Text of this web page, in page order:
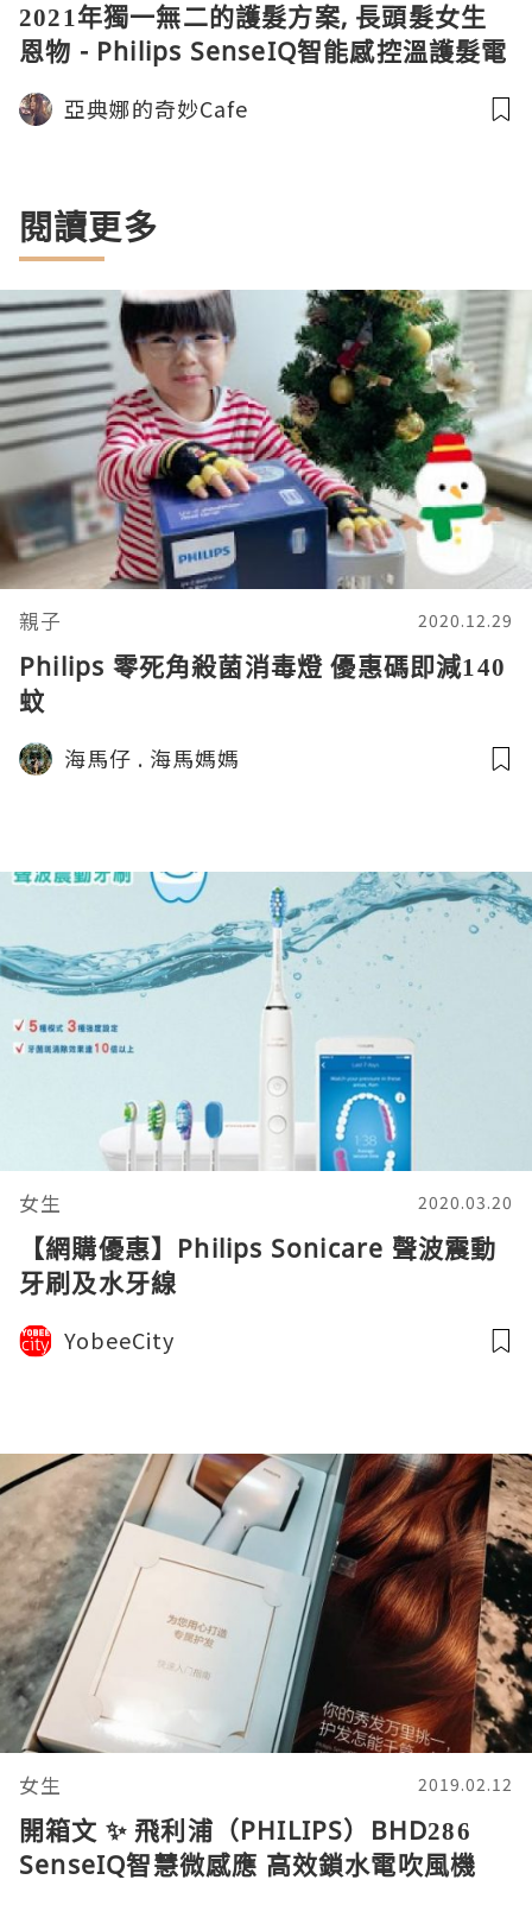
2021年獨一無二的護髮方案, 長頭髮女生
恩物 - Philips SenseIQ智能感控溫護髮電
風筒
亞典娜的奇妙Cafe
閱讀更多
親子 2020.12.29
Philips 零死角殺菌消毒燈 優惠碼即減140
蚊
海馬仔 . 海馬媽媽
女生 2020.03.20
【網購優惠】Philips Sonicare 聲波震動
牙刷及水牙線
YobeeCity
女生 2019.02.12
開箱文 ✨ 飛利浦（PHILIPS）BHD286
SenseIQ智慧微感應 高效鎖水電吹風機